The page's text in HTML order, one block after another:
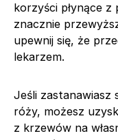
korzyści płynące
znacznie
upewnij się, że
lekarzem.
Jeśli zastanawiasz
róży, możesz
z krzewów na